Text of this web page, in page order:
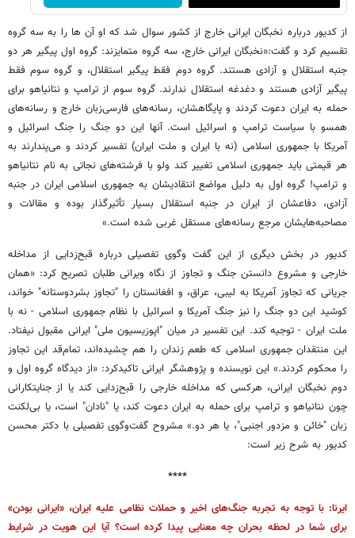
از کدیور درباره نخبگان ایرانی خارج از کشور سوال شد که او آن ها را به سه گروه
تقسیم کرد و گفت:«نخبگان ایرانی خارج، سه گروه متمایزند: گروه اول پیگیر هر دو
جنبه استقلال و آزادی هستند. گروه دوم فقط پیگیر استقلال، و گروه سوم فقط
پیگیر آزادی هستند و دغدغه استقلال ندارند. گروه سوم از ترامپ و نتانیاهو برای
حمله به ایران دعوت کردند و پایگاهشان، رسانه‌های فارسی‌زبان خارج و رسانه‌های
همسو با سیاست ترامپ و اسرائیل است. آنها این دو جنگ را جنگ اسرائیل و
آمریکا با جمهوری اسلامی (نه با ایران و ملت ایران) تفسیر کردند و می‌پندارند به
هر قیمتی باید جمهوری اسلامی تغییر کند ولو با فرشته‌های نجاتی به نام نتانیاهو
و ترامپ! گروه اول به دلیل مواضع انتقادیشان به جمهوری اسلامی ایران در جنبه
آزادی، دفاعشان از ایران در جنبه استقلال بسیار تأثیرگذار بوده و مقالات و
مصاحبه‌هایشان مرجع رسانه‌های مستقل غربی شده است.»
کدیور در بخش دیگری از این گفت وگوی تفصیلی درباره قبح‌زدایی از مداخله
خارجی و مشروع دانستن جنگ و تجاوز از نگاه ویرانی طلبان تصریح کرد: «همان
جریانی که تجاوز آمریکا به لیبی، عراق، و افغانستان را "تجاوز بشردوستانه" خواند،
کوشید این دو جنگ را نیز جنگ آمریکا و اسرائیل با نظام جمهوری اسلامی - نه با
ملت ایران - توجیه کند. این تفسیر در میان "اپوزیسیون ملی" ایرانی مقبول نیفتاد.
این منتقدان جمهوری اسلامی که طعم زندان را هم چشیده‌اند، تمام‌قد این تجاوز
را محکوم کردند.» این نویسنده و پژوهشگر ایرانی تاکیدکرد: «از دیدگاه گروه اول و
دوم نخبگان ایرانی، هرکسی که مداخله خارجی را قبح‌زدایی کند یا از جنایتکارانی
چون نتانیاهو و ترامپ برای حمله به ایران دعوت کند، یا "نادان" است، یا بی‌لکنت
زبان "خائن و مزدور اجنبی"، یا هر دو.» مشروح گفت‌وگوی تفصیلی با دکتر محسن
کدیور به شرح زیر است:
****
ایرنا: با توجه به تجربه جنگ‌های اخیر و حملات نظامی علیه ایران، «ایرانی بودن»
برای شما در لحظه بحران چه معنایی پیدا کرده است؟ آیا این هویت در شرایط